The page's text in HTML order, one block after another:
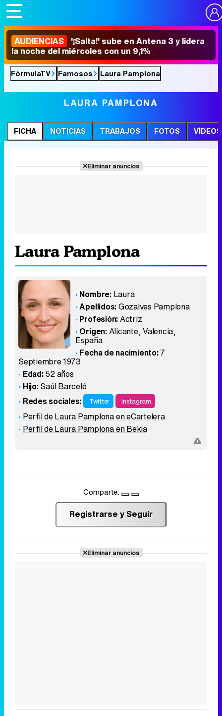
AUDIENCIAS '¡Salta!' sube en Antena 3 y lidera
la noche del miércoles con un 9,1%
FórmulaTV Famosos Laura Pamplona
LAURA PAMPLONA
FICHA NOTICIAS TRABAJOS FOTOS VÍDEOS
Eliminar anuncios
Laura Pamplona
Nombre: Laura
Apellidos:Gozalves Pamplona
Profesión:Actriz
Origen:Alicante, Valencia,
España
Fecha de nacimiento:7
Septiembre 1973
Edad:52 años
Hijo:Saúl Barceló
Redes sociales:
Twitter Instagram
Perfil de Laura Pamplona en eCartelera
Perfil de Laura Pamplona en Bekia
Comparte:
Registrarse y Seguir
Eliminar anuncios